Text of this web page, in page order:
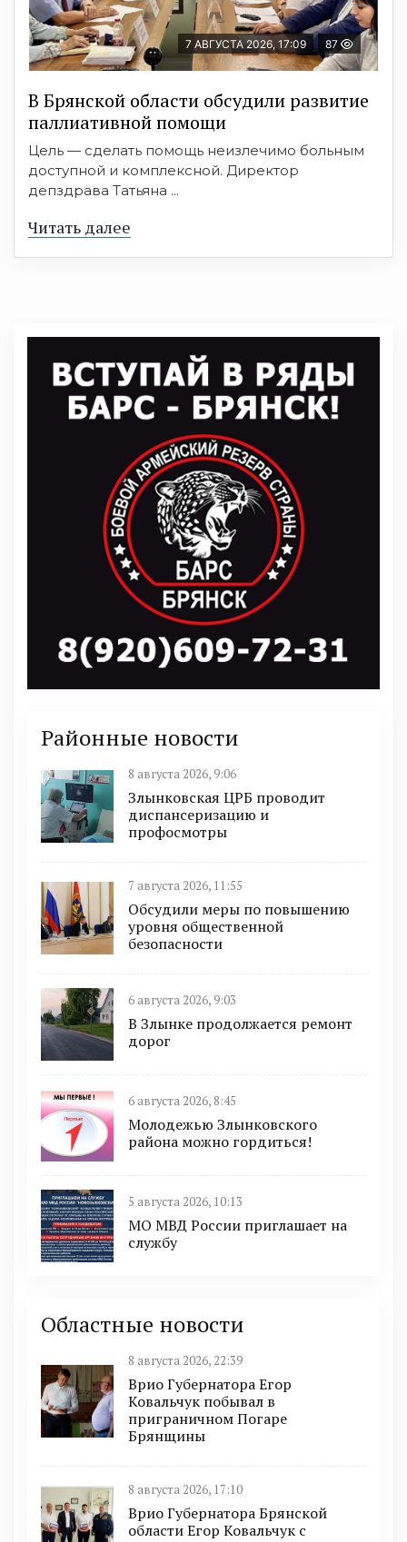
7 АВГУСТА 2026, 17:09 87
В Брянской области обсудили развитие
паллиативной помощи
Цель — сделать помощь неизлечимо больным
доступной и комплексной. Директор
депздрава Татьяна ...
Читать далее
Районные новости
8 августа 2026, 9:06
Злынковская ЦРБ проводит
диспансеризацию и
профосмотры
7 августа 2026, 11:55
Обсудили меры по повышению
уровня общественной
безопасности
6 августа 2026, 9:03
В Злынке продолжается ремонт
дорог
6 августа 2026, 8:45
Молодежью Злынковского
района можно гордиться!
5 августа 2026, 10:13
МО МВД России приглашает на
службу
Областные новости
8 августа 2026, 22:39
Врио Губернатора Егор
Ковальчук побывал в
приграничном Погаре
Брянщины
8 августа 2026, 17:10
Врио Губернатора Брянской
области Егор Ковальчук с